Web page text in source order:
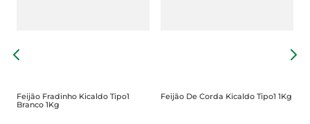
Feijão Fradinho Kicaldo Tipo1
Branco 1Kg
Feijão De Corda Kicaldo Tipo1 1Kg